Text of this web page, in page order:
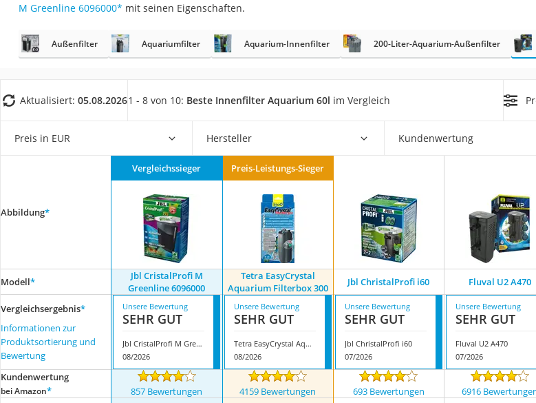
Katzenklappe
Nackenmassagegerät
Zeckenschutz Katze
Philips-Sonicare-Zahnbürste
Mineralfutter Pferd
Massagegerät
M Greenline 6096000* mit seinen Eigenschaften.
Außenfilter Aquariumfilter Aquarium-Innenfilter 200-Liter-Aquarium-Außenfilter
Aktualisiert: 05.08.20261 - 8 von 10: Beste Innenfilter Aquarium 60l im Vergleich
Preis in EUR Hersteller Kundenwertung
Abbildung*
Vergleichssieger Preis-Leistungs-Sieger
Modell*
Jbl CristalProfi M
Greenline 6096000
Tetra EasyCrystal
Aquarium Filterbox 300
Jbl ChristalProfi i60 Fluval U2 ‎A470
Vergleichsergebnis*
Informationen zur
Produktsortierung und
Bewertung
Unsere Bewertung
SEHR GUT
Jbl CristalProfi M Greenline 6096000
08/2026
Unsere Bewertung
SEHR GUT
Tetra EasyCrystal Aquarium Filterbox 300
08/2026
Unsere Bewertung
SEHR GUT
Jbl ChristalProfi i60
07/2026
Unsere Bewertung
SEHR GUT
Fluval U2 ‎A470
07/2026
Kundenwertung
bei Amazon* 857 Bewertungen 4159 Bewertungen 693 Bewertungen 6916